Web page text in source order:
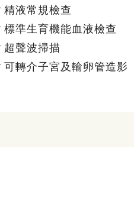
精液常規檢查
標準生育機能血液檢查
超聲波掃描
可轉介子宮及輸卵管造影